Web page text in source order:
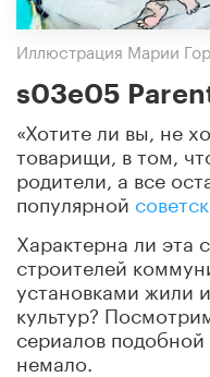
Иллюстрация Марии
s03e05
«Хотите ли вы, не
товарищи, в том,
родители, а все
популярной
Характерна ли эта
строителей
установками жили
культур?
сериалов
немало.